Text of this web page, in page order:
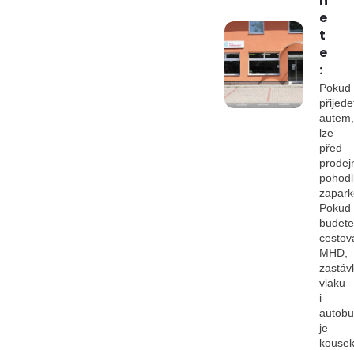
e
t
e
:
Pokud
autem,
lze
před
Pokud
budete
MHD,
vlaku
i
je
kousek